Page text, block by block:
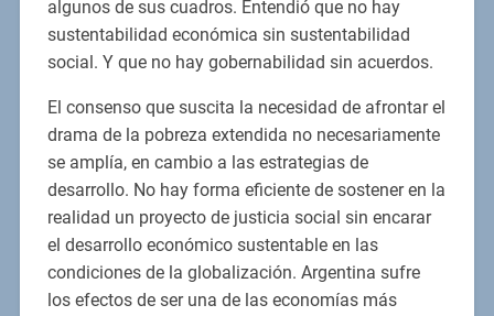
algunos de sus cuadros. Entendió que no hay
sustentabilidad económica sin sustentabilidad
social. Y que no hay gobernabilidad sin acuerdos.
El consenso que suscita la necesidad de afrontar el
drama de la pobreza extendida no necesariamente
se amplía, en cambio a las estrategias de
desarrollo. No hay forma eficiente de sostener en la
realidad un proyecto de justicia social sin encarar
el desarrollo económico sustentable en las
condiciones de la globalización. Argentina sufre
los efectos de ser una de las economías más